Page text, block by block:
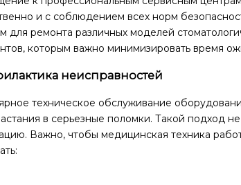
и с соблюдением всех норм
для ремонта различных моделей
которым важно минимизировать время
неисправностей
техническое обслуживание
в серьезные поломки. Такой подход
Важно, чтобы медицинская техника